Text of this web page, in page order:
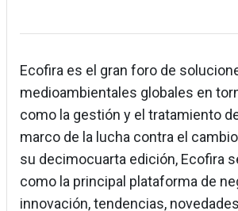
Ecofira es el gran foro de
medioambientales globales en
como la gestión y el tratamiento
marco de la lucha contra el
su decimocuarta edición, Ecofira
como la principal plataforma de
innovación, tendencias,